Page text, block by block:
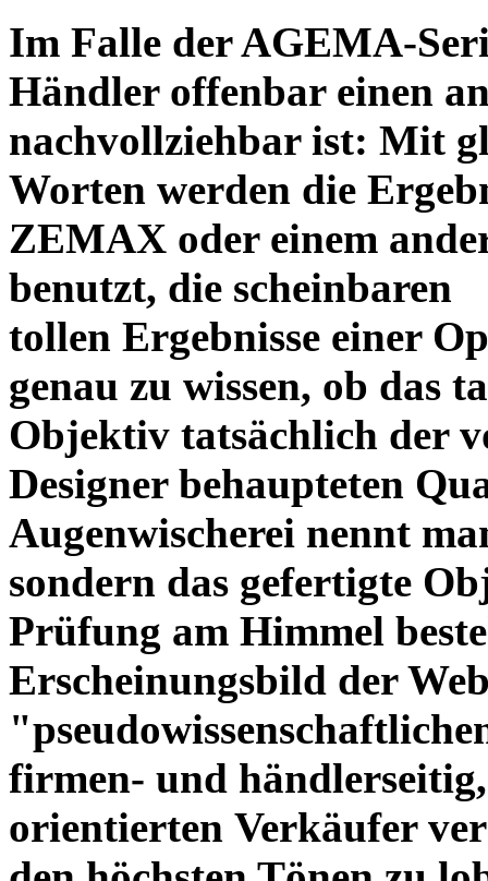
Im Falle der AGEMA-
Händler offenbar einen
nachvollziehbar ist: Mit
Worten werden die
ZEMAX oder einem
benutzt, die scheinbaren
tollen Ergebnisse einer
genau zu wissen, ob das
Objektiv tatsächlich der
Designer behaupteten
Augenwischerei nennt
sondern das gefertigte
Prüfung am Himmel
Erscheinungsbild der
firmen- und
orientierten Verkäufer